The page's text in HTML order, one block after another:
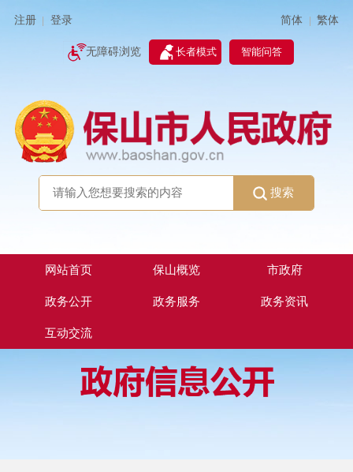
注册 登录 简体 | 繁体
无障碍浏览 长者模式 智能问答
搜索
网站首页 保山概览 市政府
政务公开 政务服务 政务资讯
互动交流